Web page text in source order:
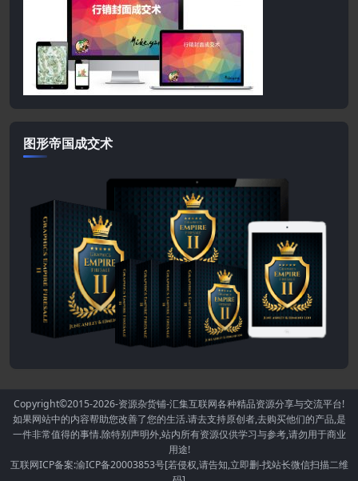
图形帝国成交术
Copyright©2015-2026-资源杂货铺-汇集互联网各种精品资源分享与交流平台!
如果网站中的内容帮助您改善了您的生活.请去支持原创者,去购买他们的产品,是
一件非常值得的事情.除特别声明外,站内所有资源仅供学习与参考,请勿用于商业
用途!
互联网ICP备案:渝ICP备20003853号[若侵权,请告知,立即删-找站长微信扫描二维